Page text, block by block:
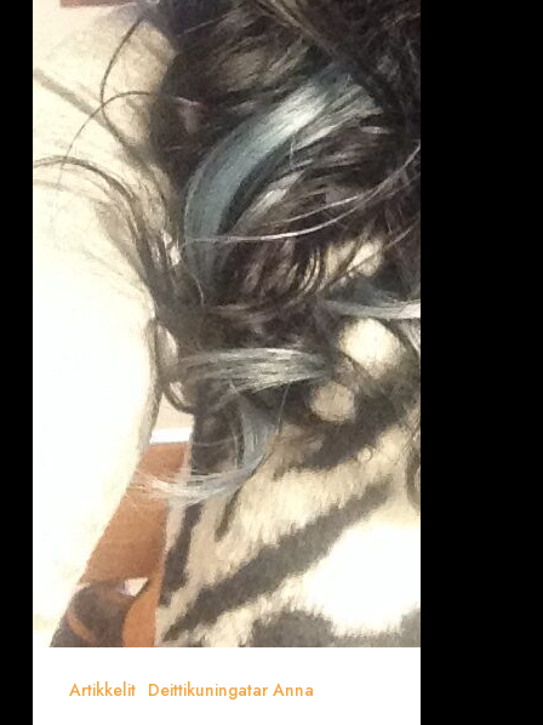
Artikkelit Deittikuningatar Anna